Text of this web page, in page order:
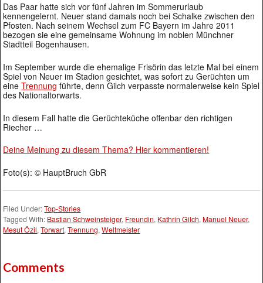
Das Paar hatte sich vor fünf Jahren im Sommerurlaub
kennengelernt. Neuer stand damals noch bei Schalke zwischen den
Pfosten. Nach seinem Wechsel zum FC Bayern im Jahre 2011
bezogen sie eine gemeinsame Wohnung im noblen Münchner
Stadtteil Bogenhausen.
Im September wurde die ehemalige Frisörin das letzte Mal bei einem
Spiel von Neuer im Stadion gesichtet, was sofort zu Gerüchten um
eineTrennung führte, denn Gilch verpasste normalerweise kein Spiel
des Nationaltorwarts.
In diesem Fall hatte die Gerüchteküche offenbar den richtigen
Riecher …
Deine Meinung zu diesem Thema? Hier kommentieren!
Foto(s): © HauptBruch GbR
Filed Under:Top-Stories
Tagged With: Bastian Schweinsteiger, Freundin, Kathrin Gilch, Manuel Neuer,
Mesut Özil,Torwart,Trennung,Weltmeister
Comments